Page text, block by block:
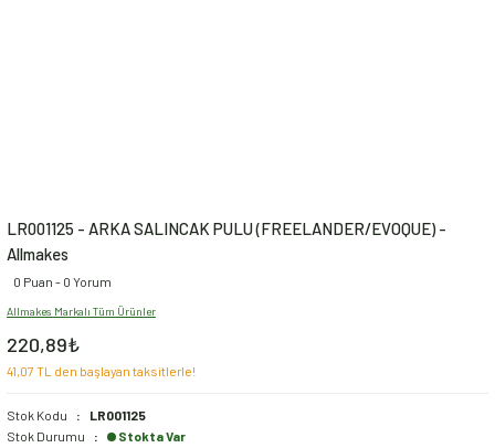
LR001125 - ARKA SALINCAK PULU (FREELANDER/EVOQUE) -
Allmakes
0 Puan - 0 Yorum
Allmakes Markalı Tüm Ürünler
220,89₺
41,07 TL den başlayan taksitlerle!
Stok Kodu
LR001125
Stok Durumu
Stokta Var